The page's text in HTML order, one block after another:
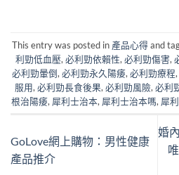
This entry was posted in 產品心得and
利勁低血壓, 必利勁依賴性, 必利勁傷害,
必利勁暈倒, 必利勁永久陽痿, 必利勁療程,
服用, 必利勁長食後果, 必利勁風險, 必利
根治陽痿, 犀利士治本, 犀利士治本嗎, 犀
GoLove網上購物：男性健康
產品推介
婚